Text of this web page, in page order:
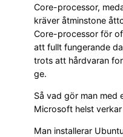
Core-processor,
kräver åtminstone
Core-processor för
att fullt fungerande
trots att hårdvaran
ge.
Så vad gör man med
Microsoft helst
Man installerar